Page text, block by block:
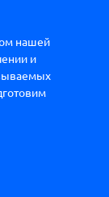
нашей
и